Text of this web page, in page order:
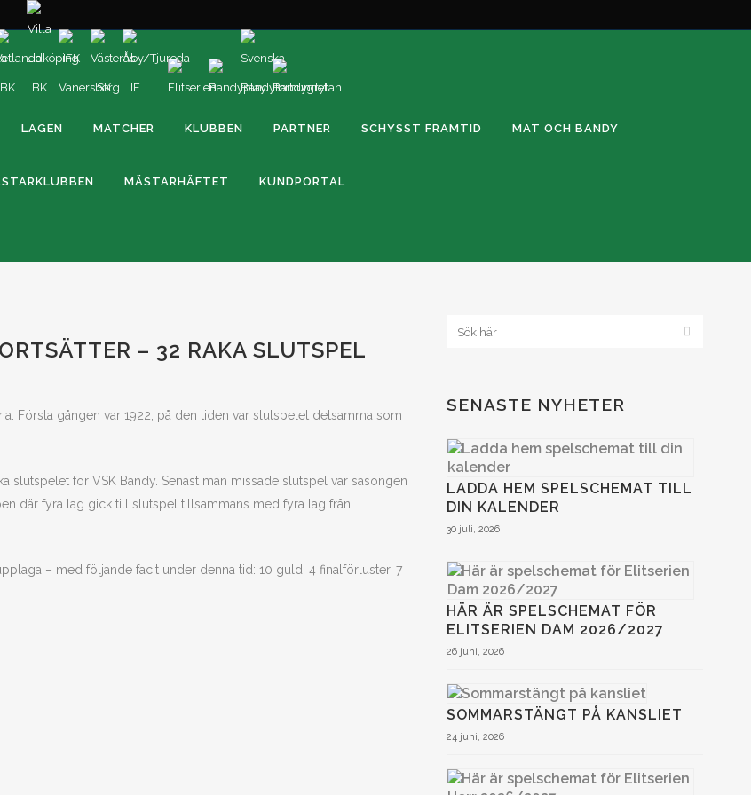
LAGEN MATCHER KLUBBEN PARTNER SCHYSST FRAMTID MAT OCH BANDY
MÄSTARHÄFTET KUNDPORTAL
– 32 RAKA SLUTSPEL
Första gången var 1922, på den tiden var slutspelet detsamma som
för VSK Bandy. Senast man missade slutspel var säsongen
där fyra lag gick till slutspel tillsammans med fyra lag från
– med följande facit under denna tid: 10 guld, 4 finalförluster, 7
SENASTE NYHETER
LADDA HEM SPELSCHEMAT TILL
DIN KALENDER
30 juli, 2026
HÄR ÄR SPELSCHEMAT FÖR
ELITSERIEN DAM 2026/2027
26 juni, 2026
SOMMARSTÄNGT PÅ KANSLIET
24 juni, 2026